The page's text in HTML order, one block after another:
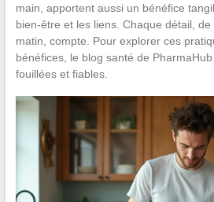
main, apportent aussi un bénéfice
bien-être et les liens. Chaque détail,
matin, compte. Pour explorer ces
bénéfices, le blog santé de
fouillées et fiables.